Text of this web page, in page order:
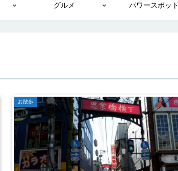
グルメ パワースポット
お散歩